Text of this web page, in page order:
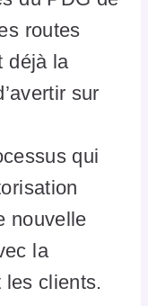
routes
déjà la
sur
qui
nouvelle
la
les clients.